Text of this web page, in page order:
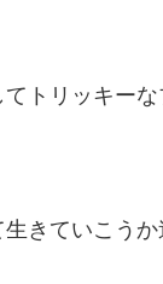
トリッキー
きていこうか